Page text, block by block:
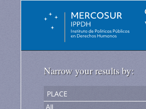
Narrow your results by:
place
All